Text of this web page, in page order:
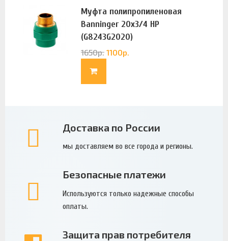
Муфта полипропиленовая
Banninger 20х3/4 НР
(G8243G2020)
1650р. 1100р.
Доставка по России
мы доставляем во все города и регионы.
Безопасные платежи
Используются только надежные способы
оплаты.
Защита прав потребителя